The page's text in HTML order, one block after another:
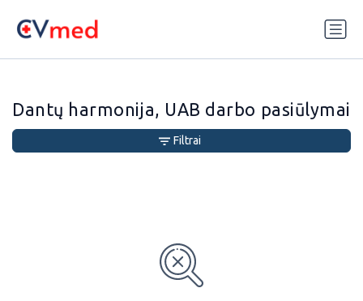
Dantų harmonija, UAB darbo pasiūlymai
Filtrai